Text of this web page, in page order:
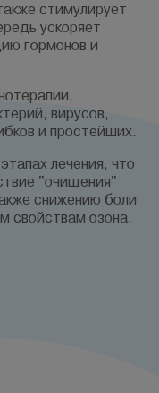
стимулирует
ускоряет
гормонов и
вирусов,
и простейших.
лечения, что
"очищения"
снижению боли
свойствам озона.